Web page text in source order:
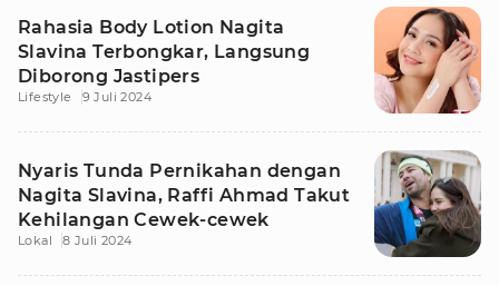
Rahasia Body Lotion Nagita
Slavina Terbongkar, Langsung
Diborong Jastipers
Lifestyle 9 Juli 2024
Nyaris Tunda Pernikahan dengan
Nagita Slavina, Raffi Ahmad Takut
Kehilangan Cewek-cewek
Lokal 8 Juli 2024